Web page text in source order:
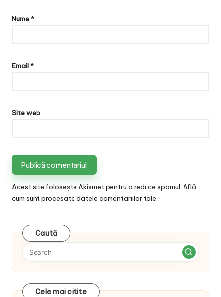
Nume*
Email*
Site web
Acest site folosește Akismet pentru a reduce spamul. Află
cum sunt procesate datele comentariilor tale
Caută
Cele mai citite